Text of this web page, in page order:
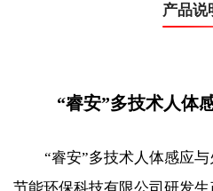
产品说
“睿安”多技术人体
“睿安”多技术人体感应